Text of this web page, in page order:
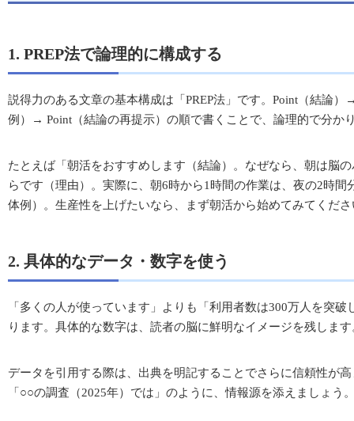
1. PREP法で論理的に構成する
説得力のある文章の基本構成は「PREP法」です。Point（結論
例）→ Point（結論の再提示）の順で書くことで、論理的で分か
たとえば「朝活をおすすめします（結論）。なぜなら、朝は脳
らです（理由）。実際に、朝6時から1時間の作業は、夜の2時
体例）。生産性を上げたいなら、まず朝活から始めてみてくだ
2. 具体的なデータ・数字を使う
「多くの人が使っています」よりも「利用者数は300万人を突
ります。具体的な数字は、読者の脳に鮮明なイメージを残します
データを引用する際は、出典を明記することでさらに信頼性が
「○○の調査（2025年）では」のように、情報源を添えましょう